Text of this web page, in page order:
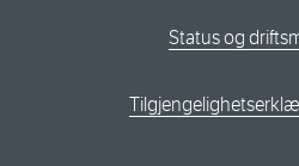
Status og